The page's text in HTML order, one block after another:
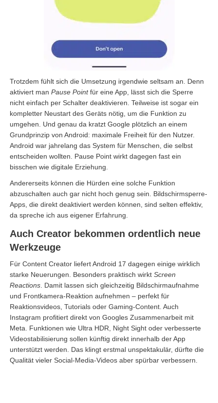
Trotzdem fühlt sich die Umsetzung irgendwie seltsam an. Denn
aktiviert man Pause Pointfür eine App, lässt sich die Sperre
nicht einfach per Schalter deaktivieren. Teilweise ist sogar ein
kompletter Neustart des Geräts nötig, um die Funktion zu
umgehen. Und genau da kratzt Google plötzlich an einem
Grundprinzip von Android: maximale Freiheit für den Nutzer.
Android war jahrelang das System für Menschen, die selbst
entscheiden wollten. Pause Point wirkt dagegen fast ein
bisschen wie digitale Erziehung.
Andererseits können die Hürden eine solche Funktion
abzuschalten auch gar nicht hoch genug sein. Bildschirmsperre-
Apps, die direkt deaktiviert werden können, sind selten effektiv,
da spreche ich aus eigener Erfahrung.
Auch Creator bekommen ordentlich neue
Werkzeuge
Für Content Creator liefert Android 17 dagegen einige wirklich
starke Neuerungen. Besonders praktisch wirkt Screen
Reactions . Damit lassen sich gleichzeitig Bildschirmaufnahme
und Frontkamera-Reaktion aufnehmen – perfekt für
Reaktionsvideos, Tutorials oder Gaming-Content. Auch
Instagram profitiert direkt von Googles Zusammenarbeit mit
Meta. Funktionen wie Ultra HDR, Night Sight oder verbesserte
Videostabilisierung sollen künftig direkt innerhalb der App
unterstützt werden. Das klingt erstmal unspektakulär, dürfte die
Qualität vieler Social-Media-Videos aber spürbar verbessern.